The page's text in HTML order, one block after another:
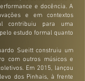
e docência. A
e em contextos
contribuiu para uma
estudo formal quanto
Sueitt construiu um
com outros músicos e
Em 2015, lançou
dos Pinhais, à frente